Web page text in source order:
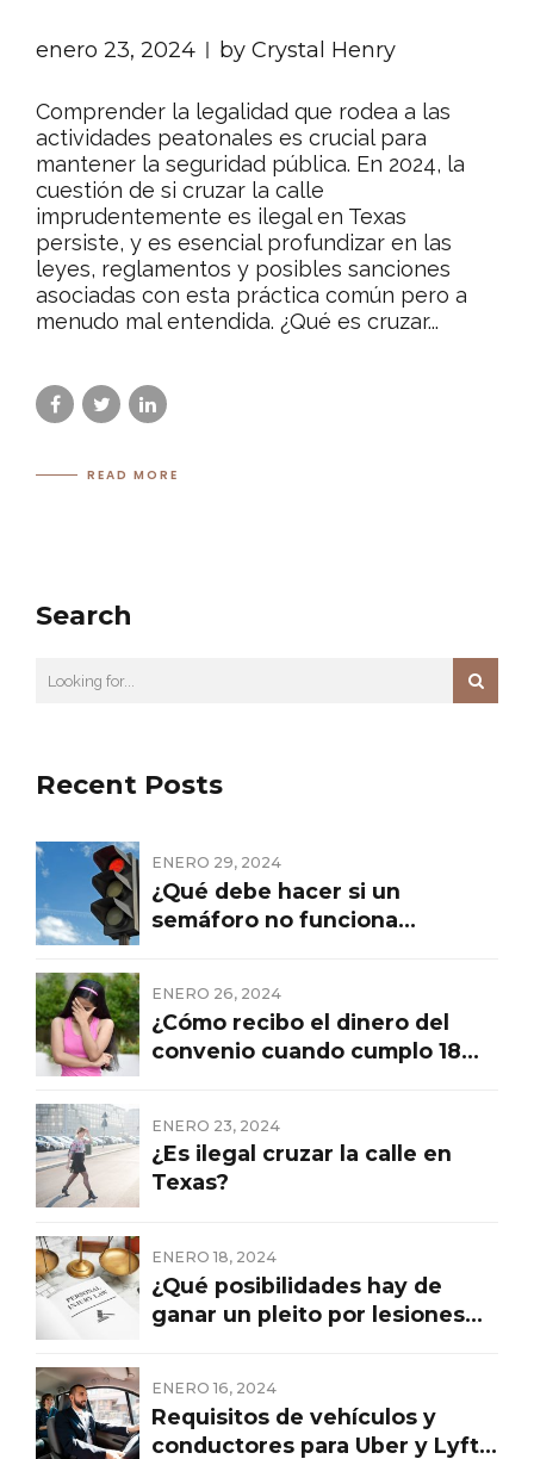
enero 23, 2024 by Crystal Henry
Comprender la legalidad que rodea a las
actividades peatonales es crucial para
mantener la seguridad pública. En 2024, la
cuestión de si cruzar la calle
imprudentemente es ilegal en Texas
persiste, y es esencial profundizar en las
leyes, reglamentos y posibles sanciones
asociadas con esta práctica común pero a
menudo mal entendida. ¿Qué es cruzar...
READ MORE
Search
Recent Posts
ENERO 29, 2024
¿Qué debe hacer si un
semáforo no funciona
ENERO 26, 2024
¿Cómo recibo el dinero del
convenio cuando cumplo 18
ENERO 23, 2024
¿Es ilegal cruzar la calle en
Texas?
ENERO 18, 2024
¿Qué posibilidades hay de
ganar un pleito por lesiones
ENERO 16, 2024
Requisitos de vehículos y
conductores para Uber y Lyft